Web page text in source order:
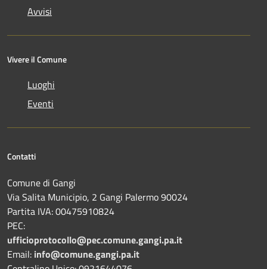
Avvisi
Vivere il Comune
Luoghi
Eventi
Contatti
Comune di Gangi
Via Salita Municipio, 2 Gangi Palermo 90024
Partita IVA: 00475910824
PEC:
ufficioprotocollo@pec.comune.gangi.pa.it
Email: info@comune.gangi.pa.it